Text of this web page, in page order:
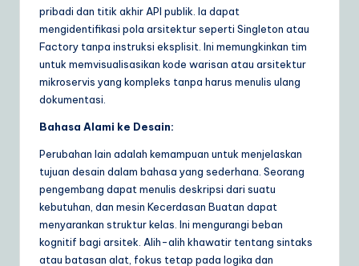
pribadi dan titik akhir API publik. Ia dapat
mengidentifikasi pola arsitektur seperti Singleton atau
Factory tanpa instruksi eksplisit. Ini memungkinkan tim
untuk memvisualisasikan kode warisan atau arsitektur
mikroservis yang kompleks tanpa harus menulis ulang
dokumentasi.
Bahasa Alami ke Desain:
Perubahan lain adalah kemampuan untuk menjelaskan
tujuan desain dalam bahasa yang sederhana. Seorang
pengembang dapat menulis deskripsi dari suatu
kebutuhan, dan mesin Kecerdasan Buatan dapat
menyarankan struktur kelas. Ini mengurangi beban
kognitif bagi arsitek. Alih-alih khawatir tentang sintaks
atau batasan alat, fokus tetap pada logika dan